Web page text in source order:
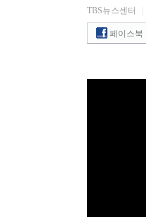
TBS뉴스센터
페이스북